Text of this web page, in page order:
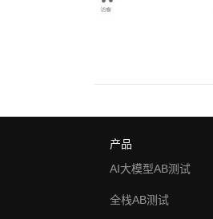
产品
AI大模型AB测试
全栈AB测试